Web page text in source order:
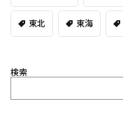
東北 東海
検索